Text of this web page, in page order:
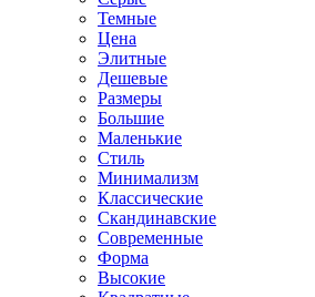
Темные
Цена
Элитные
Дешевые
Размеры
Большие
Маленькие
Стиль
Минимализм
Классические
Скандинавские
Современные
Форма
Высокие